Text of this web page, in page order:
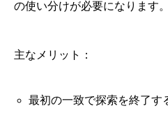
の使い分けが必要になります。
主なメリット：
最初の一致で探索を終了す